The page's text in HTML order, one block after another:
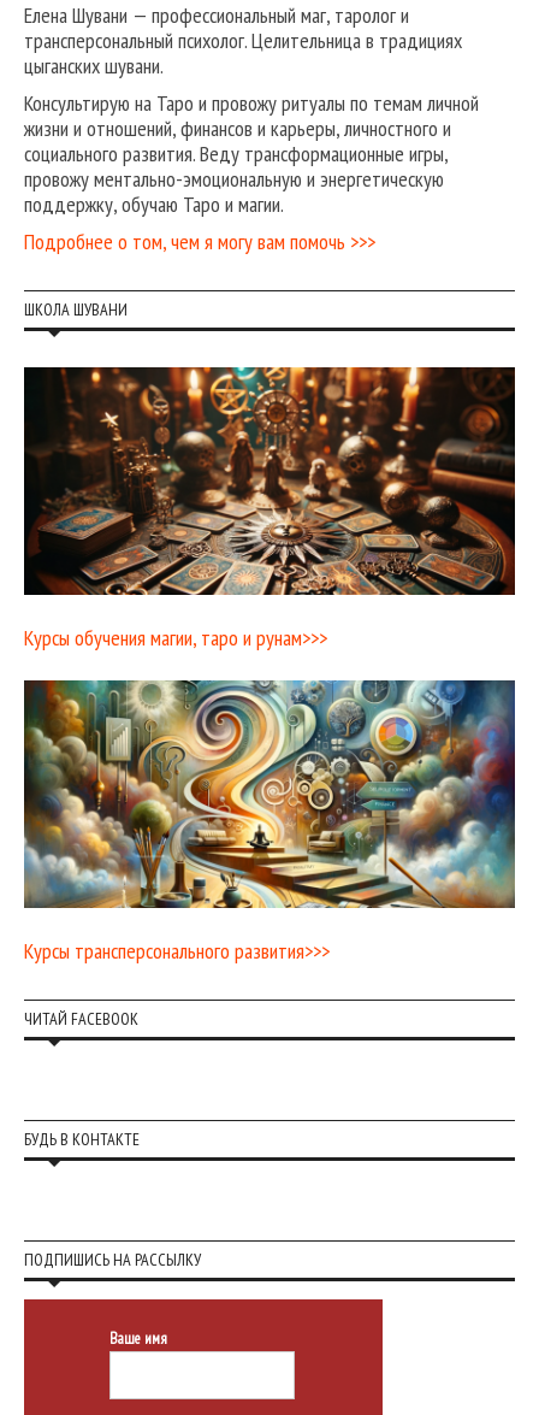
Елена Шувани — профессиональный маг, таролог и
трансперсональный психолог. Целительница в традициях
цыганских шувани.
Консультирую на Таро и провожу ритуалы по темам личной
жизни и отношений, финансов и карьеры, личностного и
социального развития. Веду трансформационные игры,
провожу ментально-эмоциональную и энергетическую
поддержку, обучаю Таро и магии.
Подробнее о том, чем я могу вам помочь >>>
ШКОЛА ШУВАНИ
Курсы обучения магии, таро и рунам>>>
Курсы трансперсонального развития>>>
ЧИТАЙ FACEBOOK
БУДЬ В КОНТАКТЕ
ПОДПИШИСЬ НА РАССЫЛКУ
Ваше имя